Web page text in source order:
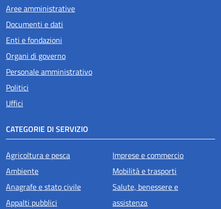
Aree amministrative
Documenti e dati
Enti e fondazioni
Organi di governo
Personale amministrativo
Politici
Uffici
CATEGORIE DI SERVIZIO
Agricoltura e pesca
Ambiente
Anagrafe e stato civile
Appalti pubblici
Imprese e commercio
Mobilità e trasporti
Salute, benessere e
assistenza